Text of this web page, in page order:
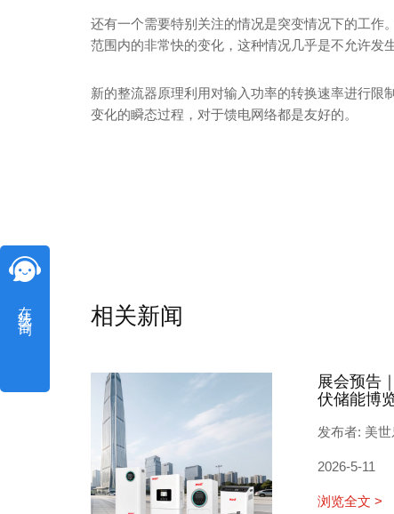
还有一个需要特别关注的情况是突变情况下的工作
范围内的非常快的变化，这种情况几乎是不允许发
新的整流器原理利用对输入功率的转换速率进行限
变化的瞬态过程，对于馈电网络都是友好的。
相关新闻
展会预告
伏储能博
发布者: 美世
2026-5-11
浏览全文 >
在线咨询